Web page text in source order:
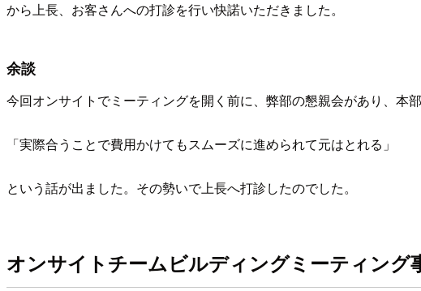
から上長、お客さんへの打診を行い快諾いただきました。
余談
今回オンサイトでミーティングを開く前に、弊部の懇親会があり、本
「実際合うことで費用かけてもスムーズに進められて元はとれる」
という話が出ました。その勢いで上長へ打診したのでした。
オンサイトチームビルディングミーティング